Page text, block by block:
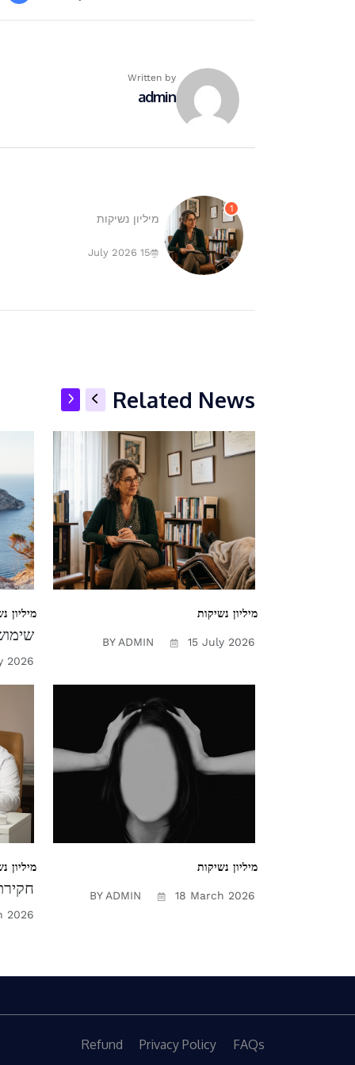
Written by
admin
1
מיליון נשיקות
15 July 2026
Related News
מיליון נשיקות
BY ADMIN 15 July 2026
מיליון
2026
מיליון נשיקות
BY ADMIN 18 March 2026
מיליון
2026
Refund Privacy Policy FAQs